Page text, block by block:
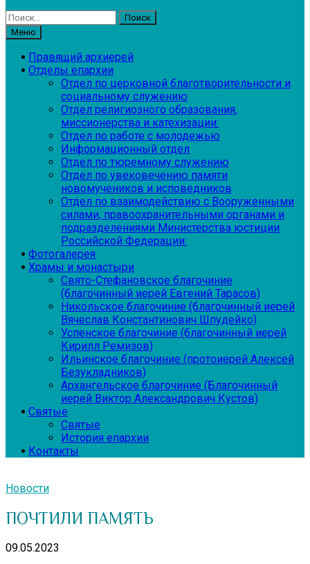
Найти:
Меню
Правящий архиерей
Отделы епархии
Отдел по церковной благотворительности и
социальному служению
Отдел религиозного образования,
миссионерства и катехизации:
Отдел по работе с молодежью
Информационный отдел
Отдел по тюремному служению
Отдел по увековечению памяти
новомучеников и исповедников
Отдел по взаимодействию с Вооруженными
силами, правоохранительными органами и
подразделениями Министерства юстиции
Российской Федерации:
Фотогалерея
Храмы и монастыри
Свято-Стефановское благочиние
(благочинный иерей Евгений Тарасов)
Никольское благочиние (благочинный иерей
Вячеслав Константинович Шпудейко)
Успенское благочиние (благочинный иерей
Кирилл Ремизов)
Ильинское благочиние (протоиерей Алексей
Безукладников)
Архангельское благочиние (Благочинный
иерей Виктор Александрович Кустов)
Святые
Святые
История епархии
Контакты
Новости
ПОЧТИЛИ ПАМЯТЬ
09.05.2023